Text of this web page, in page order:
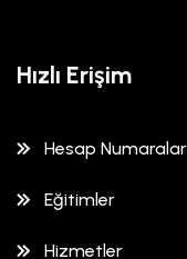
Hızlı Erişim
Hesap
Eğitimler
Hizmetler